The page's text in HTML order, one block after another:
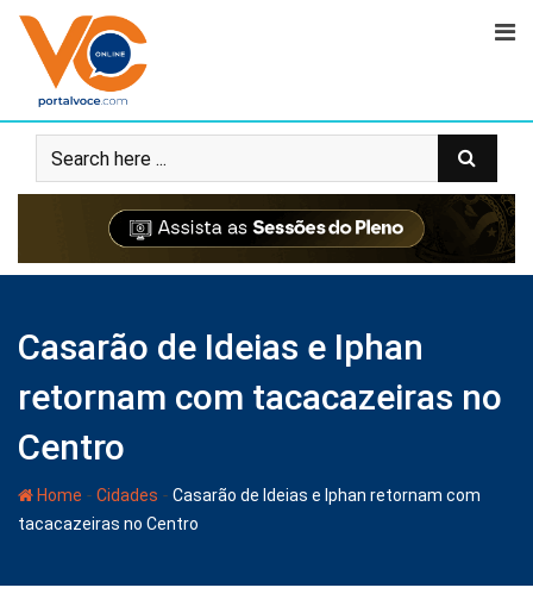
Casarão de Ideias e Iphan
retornam com tacacazeiras no
Centro
Home - Cidades - Casarão de Ideias e Iphan retornam com
tacacazeiras no Centro